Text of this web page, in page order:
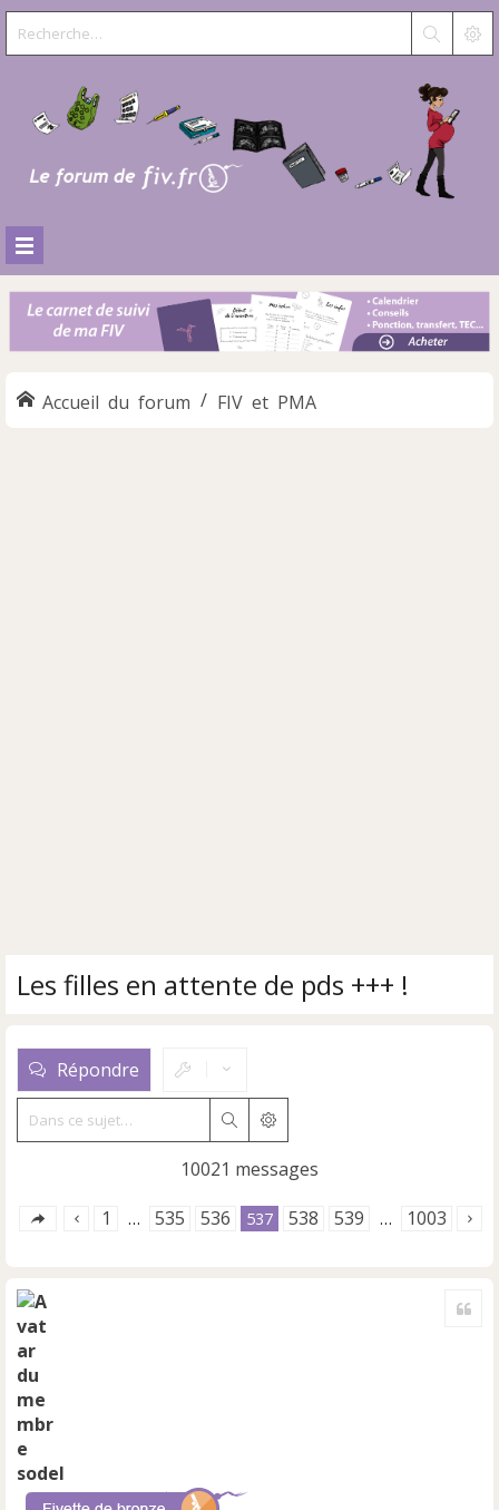
Accueil du forum FIV et PMA
Les filles en attente de pds +++ !
Répondre
RechercherRecherche avancée
10021 messages
1 … 535 536 537 538 539 … 1003
sodel